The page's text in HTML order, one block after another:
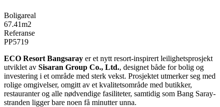
Boligareal
67.41m2
Referanse
PP5719
ECO Resort Bangsaray er et nytt resort-inspirert leilighetsprosjekt
utviklet av Sisaran Group Co., Ltd., designet både for bolig og
investering i et område med sterk vekst. Prosjektet utmerker seg med
rolige omgivelser, omgitt av et kvalitetsområde med butikker,
restauranter og alle nødvendige fasiliteter, samtidig som Bang Saray-
stranden ligger bare noen få minutter unna.